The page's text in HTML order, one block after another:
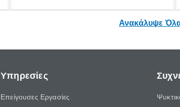
Ανακάλυψε
Υπηρεσίες
Επείγουσες Εργασίες